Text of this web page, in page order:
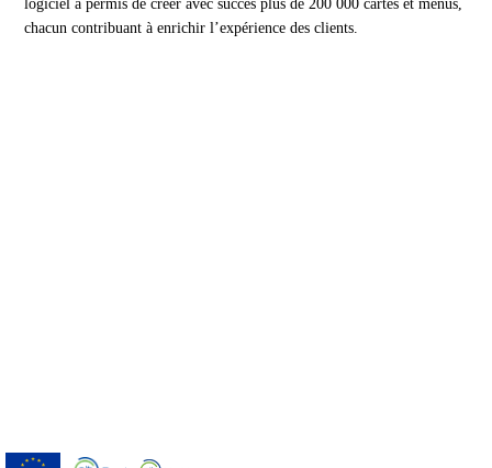
logiciel a permis de créer avec succès plus de 200 000 cartes et menus,
chacun contribuant à enrichir l’expérience des clients.